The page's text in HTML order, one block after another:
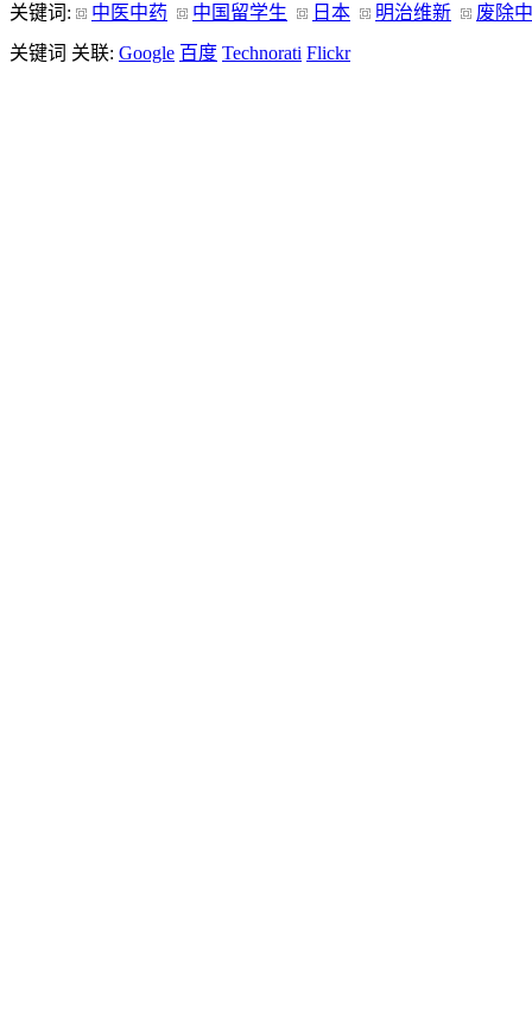
关键词:
中医中药 中国留学生 日本 明治维新
废除
关键词 关联: Google 百度 Technorati Flickr